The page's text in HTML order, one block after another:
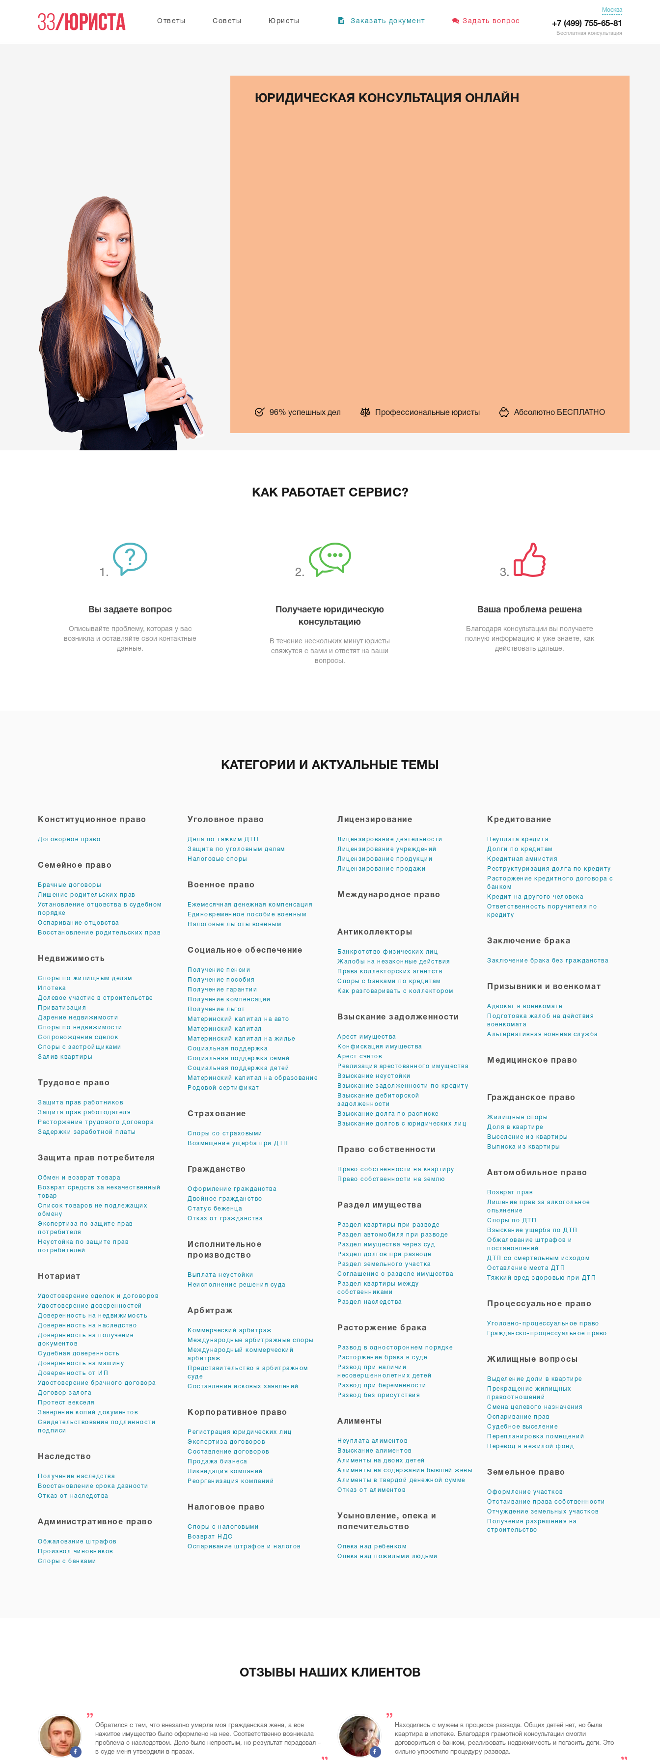
Ответы Советы Юристы Заказать документ Задать вопрос
Москва
+7 (499) 755-65-81
Бесплатная консультация
ЮРИДИЧЕСКАЯ КОНСУЛЬТАЦИЯ ОНЛАЙН
96% успешных дел Профессиональные юристы Абсолютно БЕСПЛАТНО
КАК РАБОТАЕТ СЕРВИС?
1.
Вы задаете вопрос
Описывайте проблему, которая у вас
возникла и оставляйте свои контактные
данные.
2.
Получаете юридическую
консультацию
В течение нескольких минут юристы
свяжутся с вами и ответят на ваши
вопросы.
3.
Ваша проблема решена
Благодаря консультации вы получаете
полную информацию и уже знаете, как
действовать дальше.
КАТЕГОРИИ И АКТУАЛЬНЫЕ ТЕМЫ
Конституционное право
Договорное право
Семейное право
Брачные договоры
Лишение родительских прав
Установление отцовства в судебном
порядке
Оспаривание отцовства
Восстановление родительских прав
Недвижимость
Споры по жилищным делам
Ипотека
Долевое участие в строительстве
Приватизация
Дарение недвижимости
Споры по недвижимости
Сопровождение сделок
Споры с застройщиками
Залив квартиры
Трудовое право
Защита прав работников
Защита прав работодателя
Расторжение трудового договора
Задержки заработной платы
Защита прав потребителя
Обмен и возврат товара
Возврат средств за некачественный
товар
Список товаров не подлежащих
обмену
Экспертиза по защите прав
потребителя
Неустойка по защите прав
потребителей
Нотариат
Удостоверение сделок и договоров
Удостоверение доверенностей
Доверенность на недвижимость
Доверенность на наследство
Доверенность на получение
документов
Судебная доверенность
Доверенность на машину
Доверенность от ИП
Удостоверение брачного договора
Договор залога
Протест векселя
Заверение копий документов
Свидетельствование подлинности
подписи
Наследство
Получение наследства
Восстановление срока давности
Отказ от наследства
Административное право
Обжалование штрафов
Произвол чиновников
Споры с банками
Уголовное право
Дела по тяжким ДТП
Защита по уголовным делам
Налоговые споры
Военное право
Ежемесячная денежная компенсация
Единовременное пособие военным
Налоговые льготы военным
Социальное обеспечение
Получение пенсии
Получение пособия
Получение гарантии
Получение компенсации
Получение льгот
Материнский капитал на авто
Материнский капитал
Материнский капитал на жилье
Социальная поддержка
Социальная поддержка семей
Социальная поддержка детей
Материнский капитал на образование
Родовой сертификат
Страхование
Споры со страховыми
Возмещение ущерба при ДТП
Гражданство
Оформление гражданства
Двойное гражданство
Статус беженца
Отказ от гражданства
Исполнительное
производство
Выплата неустойки
Неисполнение решения суда
Арбитраж
Коммерческий арбитраж
Международные арбитражные споры
Международный коммерческий
арбитраж
Представительство в арбитражном
суде
Составление исковых заявлений
Корпоративное право
Регистрация юридических лиц
Экспертиза договоров
Составление договоров
Продажа бизнеса
Ликвидация компаний
Реорганизация компаний
Налоговое право
Споры с налоговыми
Возврат НДС
Оспаривание штрафов и налогов
Лицензирование
Лицензирование деятельности
Лицензирование учреждений
Лицензирование продукции
Лицензирование продажи
Международное право
Антиколлекторы
Банкротство физических лиц
Жалобы на незаконные действия
Права коллекторских агентств
Споры с банками по кредитам
Как разговаривать с коллектором
Взыскание задолженности
Арест имущества
Конфискация имущества
Арест счетов
Реализация арестованного имущества
Взыскание неустойки
Взыскание задолженности по кредиту
Взыскание дебиторской
задолженности
Взыскание долга по расписке
Взыскание долгов с юридических лиц
Право собственности
Право собственности на квартиру
Право собственности на землю
Раздел имущества
Раздел квартиры при разводе
Раздел автомобиля при разводе
Раздел имущества через суд
Раздел долгов при разводе
Раздел земельного участка
Соглашение о разделе имущества
Раздел квартиры между
собственниками
Раздел наследства
Расторжение брака
Развод в одностороннем порядке
Расторжение брака в суде
Развод при наличии
несовершеннолетних детей
Развод при беременности
Развод без присутствия
Алименты
Неуплата алиментов
Взыскание алиментов
Алименты на двоих детей
Алименты на содержание бывшей жены
Алименты в твердой денежной сумме
Отказ от алиментов
Усыновление, опека и
попечительство
Опека над ребенком
Опека над пожилыми людьми
Кредитование
Неуплата кредита
Долги по кредитам
Кредитная амнистия
Реструктуризация долга по кредиту
Расторжение кредитного договора с
банком
Кредит на другого человека
Ответственность поручителя по
кредиту
Заключение брака
Заключение брака без гражданства
Призывники и военкомат
Адвокат в военкомате
Подготовка жалоб на действия
военкомата
Альтернативная военная служба
Медицинское право
Гражданское право
Жилищные споры
Доля в квартире
Выселение из квартиры
Выписка из квартиры
Автомобильное право
Возврат прав
Лишение прав за алкогольное
опьянение
Споры по ДТП
Взыскание ущерба по ДТП
Обжалование штрафов и
постановлений
ДТП со смертельным исходом
Оставление места ДТП
Тяжкий вред здоровью при ДТП
Процессуальное право
Уголовно-процессуальное право
Гражданско-процессуальное право
Жилищные вопросы
Выделение доли в квартире
Прекращение жилищных
правоотношений
Смена целевого назначения
Оспаривание прав
Судебное выселение
Перепланировка помещений
Перевод в нежилой фонд
Земельное право
Оформление участков
Отстаивание права собственности
Отчуждение земельных участков
Получение разрешения на
строительство
ОТЗЫВЫ НАШИХ КЛИЕНТОВ
Обратился с тем, что внезапно умерла моя гражданская жена, а все
нажитое имущество было оформлено на нее. Соответственно возникала
проблема с наследством. Дело было непростым, но результат порадовал –
в суде меня утвердили в правах.
Находились с мужем в процессе развода. Общих детей нет, но была
квартира в ипотеке. Благодаря грамотной консультации смогли
договориться с банком, реализовать недвижимость и погасить доги. Это
сильно упростило процедуру развода.